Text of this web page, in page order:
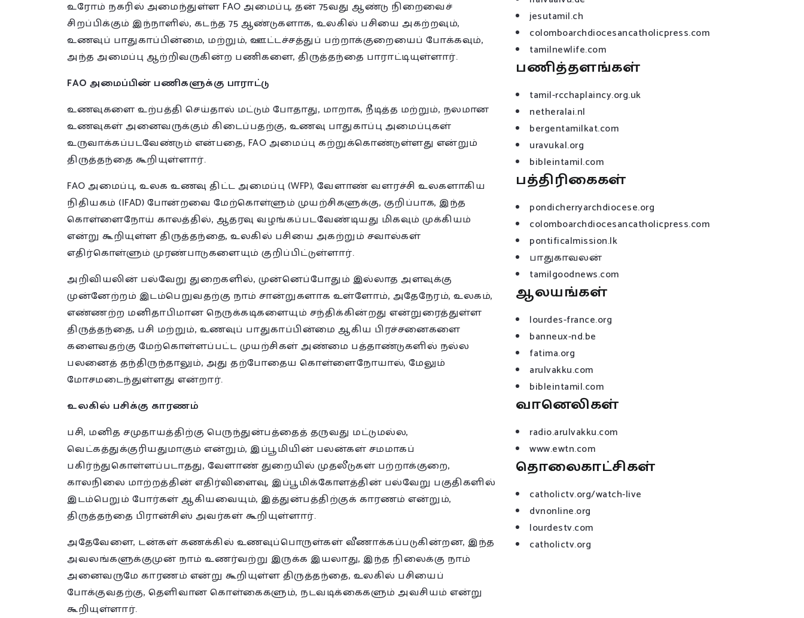
உரோம் நகரில் அமைந்துள்ள FAO அமைப்பு, தன் 75வது ஆண்டு நிறைவைச்
சிறப்பிக்கும் இந்நாளில், கடந்த 75 ஆண்டுகளாக, உலகில் பசியை அகற்றவும்,
உணவுப் பாதுகாப்பின்மை, மற்றும், ஊட்டச்சத்துப் பற்றாக்குறையைப் போக்கவும்,
அந்த அமைப்பு ஆற்றிவருகின்ற பணிகளை, திருத்தந்தை பாராட்டியுள்ளார்.
FAO அமைப்பின் பணிகளுக்கு பாராட்டு
உணவுகளை உற்பத்தி செய்தால் மட்டும் போதாது, மாறாக, நீடித்த மற்றும், நலமான
உணவுகள் அனைவருக்கும் கிடைப்பதற்கு, உணவு பாதுகாப்பு அமைப்புகள்
உருவாக்கப்படவேண்டும் என்பதை, FAO அமைப்பு கற்றுக்கொண்டுள்ளது என்றும்
திருத்தந்தை கூறியுள்ளார்.
FAO அமைப்பு, உலக உணவு திட்ட அமைப்பு (WFP), வேளாண் வளரச்சி உலகளாகிய
நிதியகம் (IFAD) போன்றவை மேற்கொள்ளும் முயற்சிகளுக்கு, குறிப்பாக, இந்த
கொள்ளைநோய் காலத்தில், ஆதரவு வழங்கப்படவேண்டியது மிகவும் முக்கியம்
என்று கூறியுள்ள திருத்தந்தை, உலகில் பசியை அகற்றும் சவால்கள்
எதிர்கொள்ளும் முரண்பாடுகளையும் குறிப்பிட்டுள்ளார்.
அறிவியலின் பல்வேறு துறைகளில், முன்னெப்போதும் இல்லாத அளவுக்கு
முன்னேற்றம் இடம்பெறுவதற்கு நாம் சான்றுகளாக உள்ளோம், அதேநேரம், உலகம்,
எண்ணற்ற மனிதாபிமான நெருக்கடிகளையும் சந்திக்கின்றது என்றுரைத்துள்ள
திருத்தந்தை, பசி மற்றும், உணவுப் பாதுகாப்பின்மை ஆகிய பிரச்சனைகளை
களைவதற்கு மேற்கொள்ளப்பட்ட முயற்சிகள் அண்மை பத்தாண்டுகளில் நல்ல
பலனைத் தந்திருந்தாலும், அது தற்போதைய கொள்ளைநோயால், மேலும்
மோசமடைந்துள்ளது என்றார்.
உலகில் பசிக்கு காரணம்
பசி, மனித சமுதாயத்திற்கு பெருந்துன்பத்தைத் தருவது மட்டுமல்ல,
வெட்கத்துக்குரியதுமாகும் என்றும், இப்பூமியின் பலன்கள் சமமாகப்
பகிர்ந்துகொள்ளப்படாதது, வேளாண் துறையில் முதலீடுகள் பற்றாக்குறை,
காலநிலை மாற்றத்தின் எதிர்விளைவு, இப்பூமிக்கோளத்தின் பல்வேறு பகுதிகளில்
இடம்பெறும் போர்கள் ஆகியவையும், இத்துன்பத்திற்குக் காரணம் என்றும்,
திருத்தந்தை பிரான்சிஸ் அவர்கள் கூறியுள்ளார்.
அதேவேளை, டன்கள் கணக்கில் உணவுப்பொருள்கள் வீணாக்கப்படுகின்றன, இந்த
அவலங்களுக்குமுன் நாம் உணர்வற்று இருக்க இயலாது, இந்த நிலைக்கு நாம்
அனைவருமே காரணம் என்று கூறியுள்ள திருத்தந்தை, உலகில் பசியைப்
போக்குவதற்கு, தெளிவான கொள்கைகளும், நடவடிக்கைகளும் அவசியம் என்று
கூறியுள்ளார்.
jesutamil.ch
colomboarchdiocesancatholicpress.com
tamilnewlife.com
பணித்தளங்கள்
tamil-rcchaplaincy.org.uk
netheralai.nl
bergentamilkat.com
uravukal.org
bibleintamil.com
பத்திரிகைகள்
pondicherryarchdiocese.org
colomboarchdiocesancatholicpress.com
pontificalmission.lk
பாதுகாவலன்
tamilgoodnews.com
ஆலயங்கள்
lourdes-france.org
banneux-nd.be
fatima.org
arulvakku.com
bibleintamil.com
வானெலிகள்
radio.arulvakku.com
www.ewtn.com
தொலைகாட்சிகள்
catholictv.org/watch-live
dvnonline.org
lourdestv.com
catholictv.org